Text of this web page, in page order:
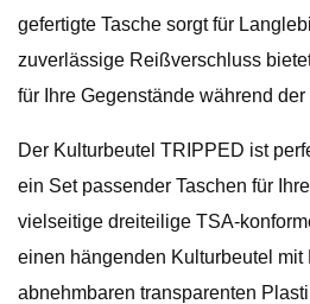
gefertigte Tasche sorgt für
zuverlässige Reißverschluss
für Ihre Gegenstände während der
Der Kulturbeutel TRIPPED ist
ein Set passender Taschen für
vielseitige dreiteilige TSA-
einen hängenden Kulturbeutel mit
abnehmbaren transparenten